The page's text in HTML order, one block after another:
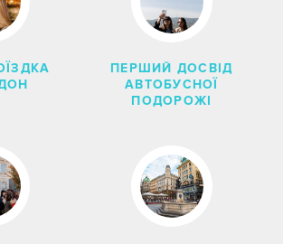
ПЕРШИЙ ДОСВІД
АВТОБУСНОЇ
ПОДОРОЖІ